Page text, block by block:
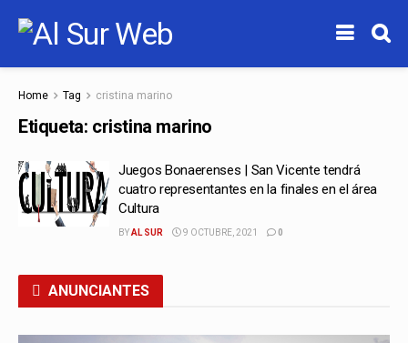
Home Tag cristina marino
Etiqueta: cristina marino
Juegos Bonaerenses | San Vicente tendrá
cuatro representantes en la finales en el área
Cultura
BYAL SUR 9 OCTUBRE, 2021 0
ANUNCIANTES